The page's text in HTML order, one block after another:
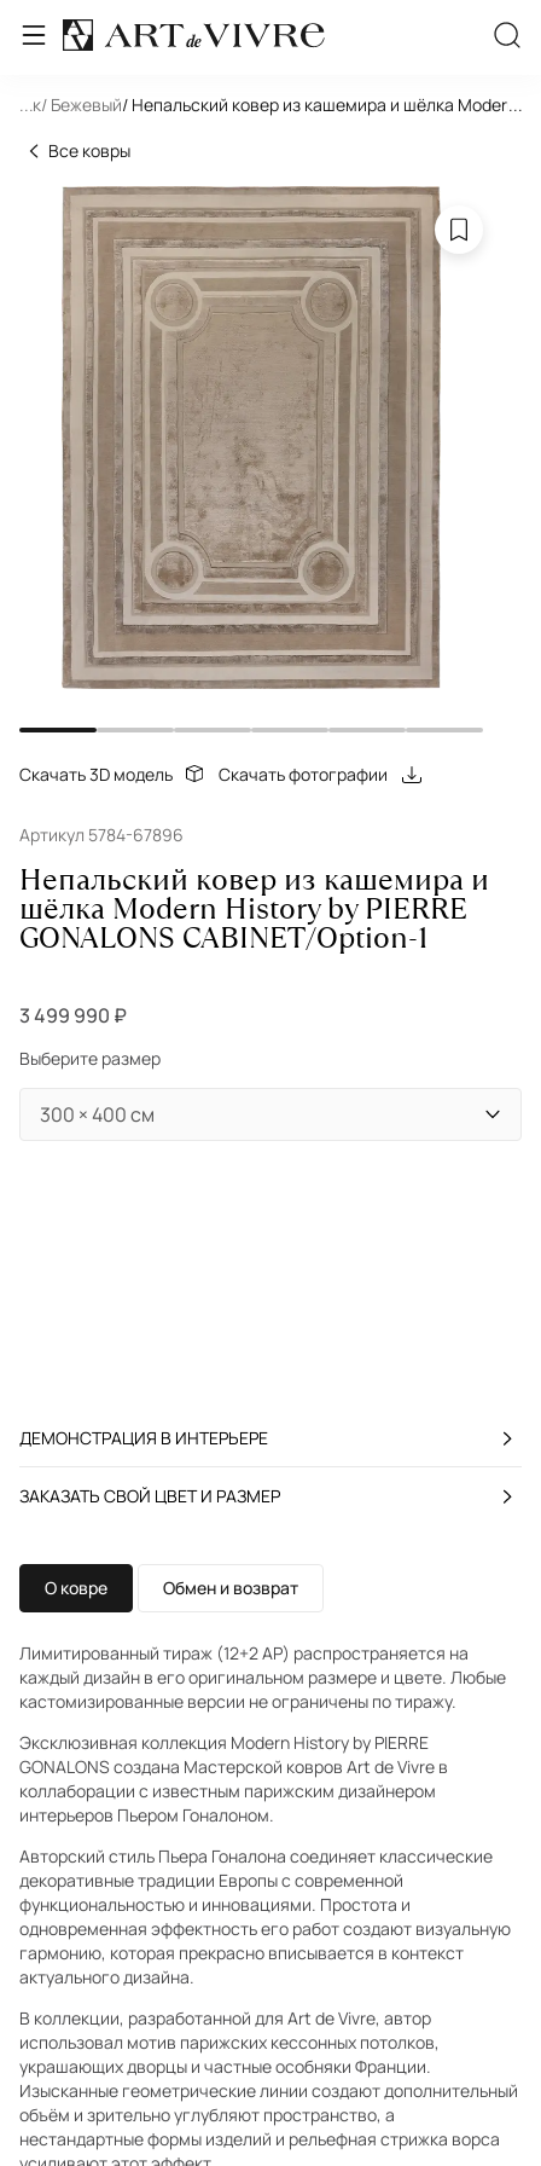
... / Бежевый/ Непальский ковер из кашемира и шёлка Modern ...
Все ковры
Скачать 3D модель Скачать фотографии
Артикул 5784-67896
Непальский ковер из кашемира и
шёлка Modern History by PIERRE
GONALONS CABINET/Option-1
3 499 990 ₽
Выберите размер
ДЕМОНСТРАЦИЯ В ИНТЕРЬЕРЕ
ЗАКАЗАТЬ СВОЙ ЦВЕТ И РАЗМЕР
О ковре Обмен и возврат
Лимитированный тираж (12+2 AP) распространяется на
каждый дизайн в его оригинальном размере и цвете. Любые
кастомизированные версии не ограничены по тиражу.
Эксклюзивная коллекция Modern History by PIERRE
GONALONS создана Мастерской ковров Art de Vivre в
коллаборации с известным парижским дизайнером
интерьеров Пьером Гоналоном.
Авторский стиль Пьера Гоналона соединяет классические
декоративные традиции Европы с современной
функциональностью и инновациями. Простота и
одновременная эффектность его работ создают визуальную
гармонию, которая прекрасно вписывается в контекст
актуального дизайна.
В коллекции, разработанной для Art de Vivre, автор
использовал мотив парижских кессонных потолков,
украшающих дворцы и частные особняки Франции.
Изысканные геометрические линии создают дополнительный
объём и зрительно углубляют пространство, а
нестандартные формы изделий и рельефная стрижка ворса